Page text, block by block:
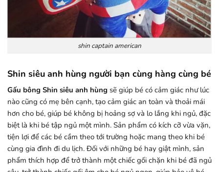
shin captain american
Shin siêu anh hùng người bạn cùng hàng cùng bé
Gấu bông Shin siêu anh hùng sẽ giúp bé có cảm giác như lúc
nào cũng có mẹ bên cạnh, tạo cảm giác an toàn và thoải mái
hơn cho bé, giúp bé không bị hoảng sợ và lo lắng khi ngủ, đặc
biệt là khi bé tập ngủ một mình. Sản phẩm có kích cỡ vừa vặn,
tiện lợi để các bé cầm theo tới trường hoặc mang theo khi bé
cùng gia đình đi du lịch. Đối với những bé hay giật mình, sản
phẩm thích hợp để trở thành một chiếc gối chặn khi bé đã ngủ